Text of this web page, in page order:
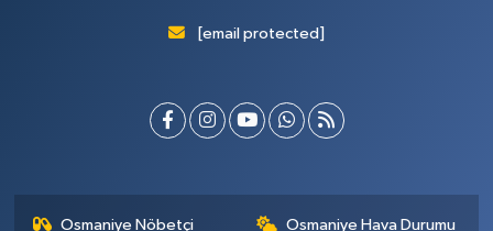
[email protected]
Osmaniye Nöbetçi Osmaniye Hava Durumu